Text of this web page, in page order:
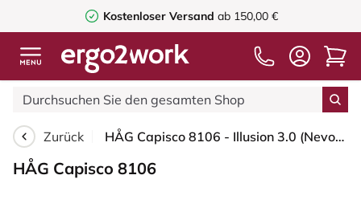
Kostenloser Versand ab 150,00 €
Zurück HÅG Capisco 8106 - Illusion 3.0 (Nevotex) - Polyurethan-Kunstleder - ILU3110 - Black - Schwarz - 265 mm (Sitzhöhe 53-79cm) - Harte Rollen für weiche Böden
HÅG Capisco 8106